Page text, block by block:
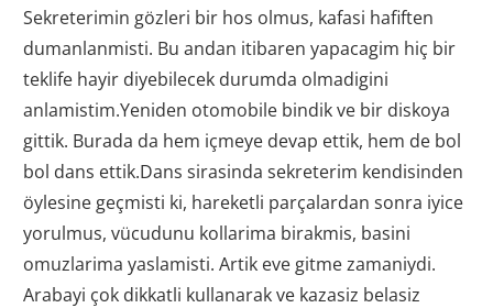
Sekreterimin gözleri bir hos olmus, kafasi hafiften
dumanlanmisti. Bu andan itibaren yapacagim hiç bir
teklife hayir diyebilecek durumda olmadigini
anlamistim.Yeniden otomobile bindik ve bir diskoya
gittik. Burada da hem içmeye devap ettik, hem de bol
bol dans ettik.Dans sirasinda sekreterim kendisinden
öylesine geçmisti ki, hareketli parçalardan sonra iyice
yorulmus, vücudunu kollarima birakmis, basini
omuzlarima yaslamisti. Artik eve gitme zamaniydi.
Arabayi çok dikkatli kullanarak ve kazasiz belasiz